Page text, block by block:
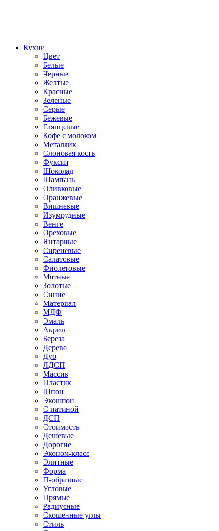
Кухни
Цвет
Белые
Черные
Желтые
Красные
Зеленые
Серые
Бежевые
Глянцевые
Кофе с молоком
Металлик
Слоновая кость
Фуксия
Шоколад
Шампань
Оливковые
Оранжевые
Вишневые
Изумрудные
Венге
Ореховые
Янтарные
Сиреневые
Салатовые
Фиолетовые
Мятные
Золотые
Синие
Материал
МДФ
Эмаль
Акрил
Береза
Дерево
Дуб
ЛДСП
Массив
Пластик
Шпон
Экошпон
С патиной
ДСП
Стоимость
Дешевые
Дорогие
Эконом-класс
Элитные
Форма
П-образные
Угловые
Прямые
Радиусные
Скошенные углы
Стиль